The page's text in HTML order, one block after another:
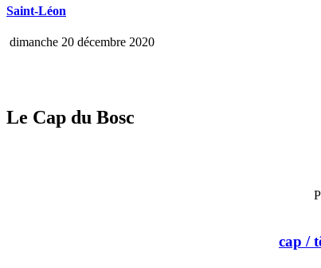
Saint-Léon
dimanche 20 décembre 2020
Le Cap du Bosc
cap /